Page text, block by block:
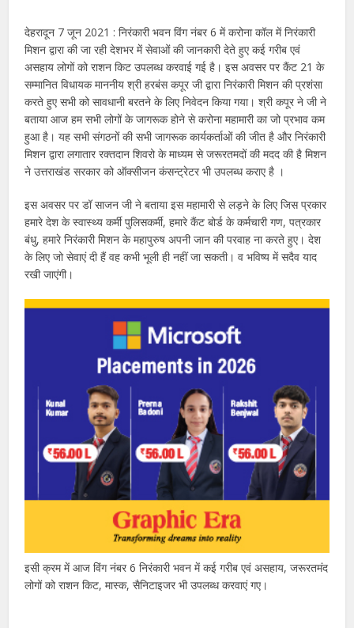
देहरादून 7 जून 2021 : निरंकारी भवन विंग नंबर 6 में करोना कॉल में निरंकारी
मिशन द्वारा की जा रही देशभर में सेवाओं की जानकारी देते हुए कई गरीब एवं
असहाय लोगों को राशन किट उपलब्ध करवाई गई है। इस अवसर पर कैंट 21 के
सम्मानित विधायक माननीय श्री हरबंस कपूर जी द्वारा निरंकारी मिशन की प्रशंसा
करते हुए सभी को सावधानी बरतने के लिए निवेदन किया गया। श्री कपूर ने जी ने
बताया आज हम सभी लोगों के जागरूक होने से करोना महामारी का जो प्रभाव कम
हुआ है। यह सभी संगठनों की सभी जागरूक कार्यकर्ताओं की जीत है और निरंकारी
मिशन द्वारा लगातार रक्तदान शिवरो के माध्यम से जरूरतमदों की मदद की है मिशन
ने उत्तराखंड सरकार को ऑक्सीजन कंसन्ट्रेटर भी उपलब्ध कराए है ।
इस अवसर पर डॉ साजन जी ने बताया इस महामारी से लड़ने के लिए जिस प्रकार
हमारे देश के स्वास्थ्य कर्मी पुलिसकर्मी, हमारे कैंट बोर्ड के कर्मचारी गण, पत्रकार
बंधु, हमारे निरंकारी मिशन के महापुरुष अपनी जान की परवाह ना करते हुए। देश
के लिए जो सेवाएं दी हैं वह कभी भूली ही नहीं जा सकती। व भविष्य में सदैव याद
रखी जाएंगी।
इसी क्रम में आज विंग नंबर 6 निरंकारी भवन में कई गरीब एवं असहाय, जरूरतमंद
लोगों को राशन किट, मास्क, सैनिटाइजर भी उपलब्ध करवाएं गए।